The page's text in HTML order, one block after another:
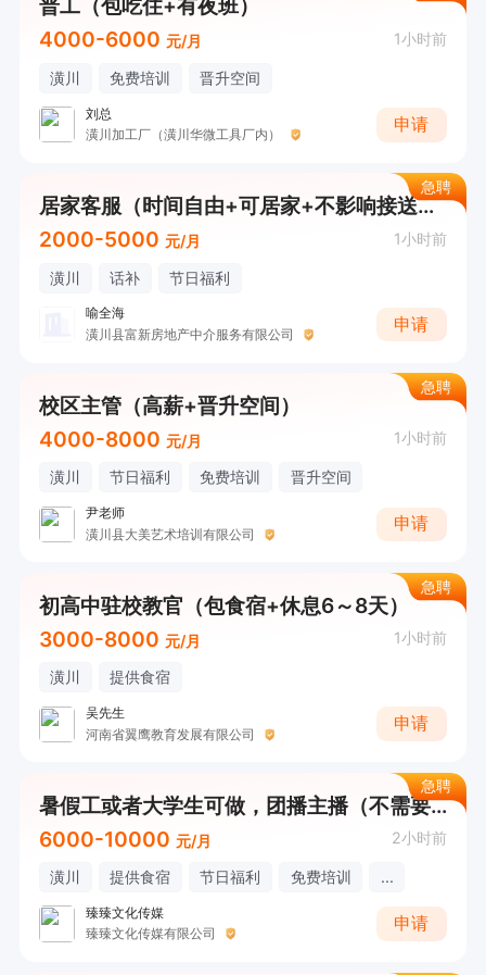
普工（包吃住+有夜班）
4000-6000 元/月 1小时前
潢川 免费培训 晋升空间
刘总
潢川加工厂（潢川华微工具厂内）
申请
急聘
居家客服（时间自由+可居家+不影响接送小孩）
2000-5000 元/月 1小时前
潢川 话补 节日福利
喻全海
潢川县富新房地产中介服务有限公司
申请
急聘
校区主管（高薪+晋升空间）
4000-8000 元/月 1小时前
潢川 节日福利 免费培训 晋升空间
尹老师
潢川县大美艺术培训有限公司
申请
急聘
初高中驻校教官（包食宿+休息6～8天）
3000-8000 元/月 1小时前
潢川 提供食宿
吴先生
河南省翼鹰教育发展有限公司
申请
急聘
暑假工或者大学生可做，团播主播（不需要讲话+薪资6000起+包吃住
6000-10000 元/月 2小时前
潢川 提供食宿 节日福利 免费培训 ...
臻臻文化传媒
臻臻文化传媒有限公司
申请